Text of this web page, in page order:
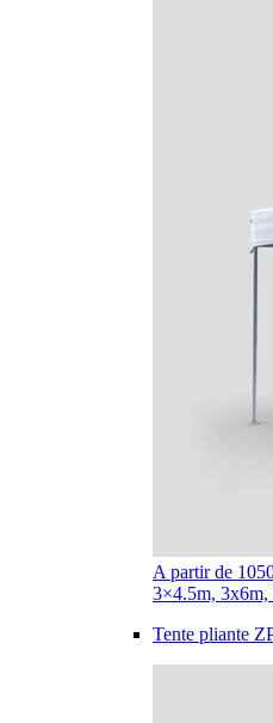
A partir de
3×4.5m, 3x6m,
Tente pliante